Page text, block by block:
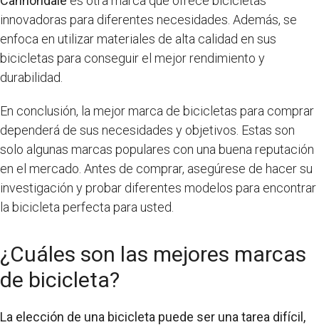
innovadoras para diferentes necesidades. Además, se
enfoca en utilizar materiales de alta calidad en sus
bicicletas para conseguir el mejor rendimiento y
durabilidad.
En conclusión, la mejor marca de bicicletas para comprar
dependerá de sus necesidades y objetivos. Estas son
solo algunas marcas populares con una buena reputación
en el mercado. Antes de comprar, asegúrese de hacer su
investigación y probar diferentes modelos para encontrar
la bicicleta perfecta para usted.
¿Cuáles son las mejores marcas
de bicicleta?
La elección de una bicicleta puede ser una tarea difícil,